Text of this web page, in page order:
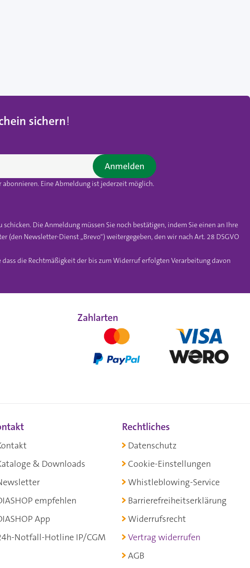
sichern!
abonnieren. Eine Abmeldung ist jederzeit möglich.
Anmelden
Die Anmeldung müssen Sie noch bestätigen, indem Sie einen an Ihre
(den Newsletter-Dienst „Brevo“) weitergegeben, den wir nach Art. 28 DSGVO
die Rechtmäßigkeit der bis zum Widerruf erfolgten Verarbeitung davon
Zahlarten
& Downloads
empfehlen
App
Notfall-Hotline IP/CGM
Rechtliches
Datenschutz
Cookie-Einstellungen
Whistleblowing-Service
Barrierefreiheitserklärung
Widerrufsrecht
Vertrag widerrufen
AGB